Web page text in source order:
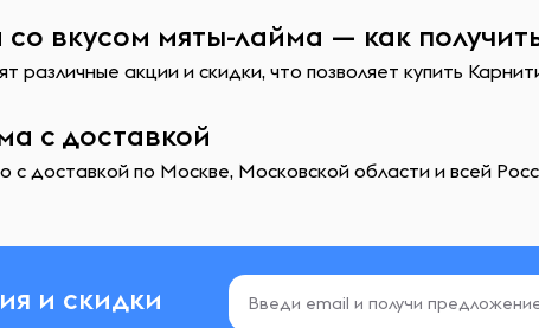
вкусом мяты-лайма — как
акции и скидки, что позволяет купить
с доставкой
доставкой по Москве, Московской области и всей
и скидки